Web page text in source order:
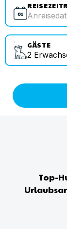
GÄSTE
2
Top-